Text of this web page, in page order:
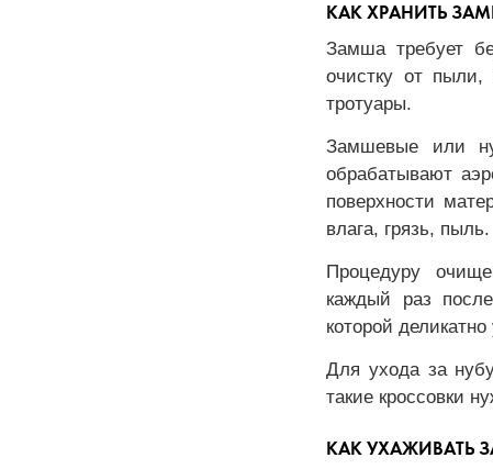
КАК ХРАНИТЬ
Замша требует
очистку от
тротуары.
Замшевые или
обрабатывают
поверхности
влага, грязь, пыль.
Процедуру
каждый раз
которой
Для ухода за
такие кроссовки
КАК УХАЖИВАТЬ